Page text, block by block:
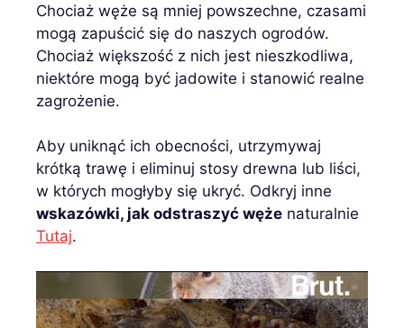
Chociaż węże są mniej powszechne, czasami
mogą zapuścić się do naszych ogrodów.
Chociaż większość z nich jest nieszkodliwa,
niektóre mogą być jadowite i stanowić realne
zagrożenie.
Aby uniknąć ich obecności, utrzymywaj
krótką trawę i eliminuj stosy drewna lub liści,
w których mogłyby się ukryć. Odkryj inne
wskazówki, jak odstraszyć węże naturalnie
Tutaj.